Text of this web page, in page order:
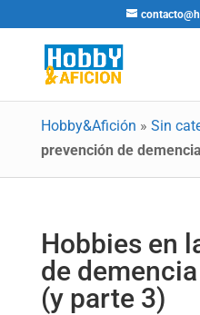
Hobby&Afición » Sin
prevención de
Hobbies en
de
(y parte 3)